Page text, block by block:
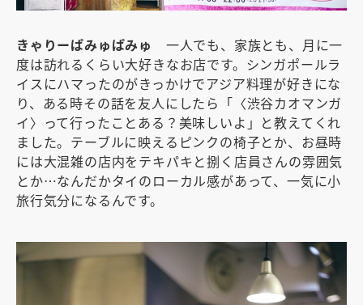
きゃりーぱみゅぱみゅ
一人でも、家族とも、月に一
度は訪れるくらい大好きなお店です。シンガポールラ
イスにハマったのがきっかけでアジア料理が好きにな
り、ある時その話を友人にしたら「〈渋谷カオマンガ
イ〉って行ったことある？美味しいよ」と教えてくれ
ました。テーブルに映えるピンクの椅子とか、お昼時
には大混雑の店内をテキパキと捌く店員さんの雰囲気
とか…なんだかタイのローカル感があって、一気に小
旅行気分になるんです。